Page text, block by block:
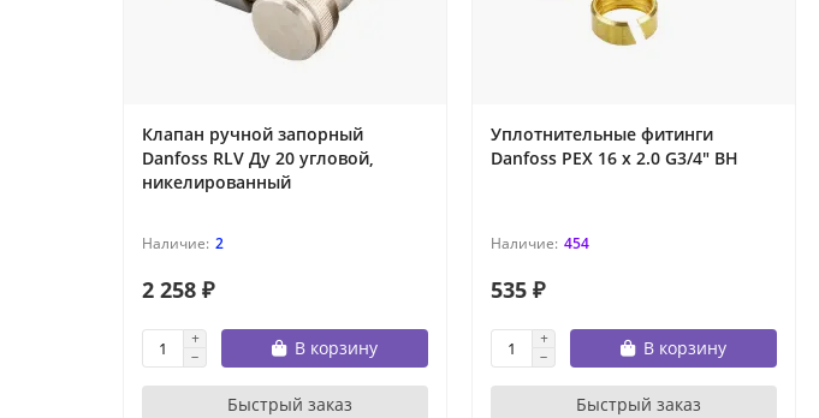
Клапан ручной запорный
Danfoss RLV Ду 20 угловой,
никелированный
2
2 258 ₽
В корзину
Быстрый заказ
Уплотнительные фитинги
Danfoss PEX 16 x 2.0 G3/4" ВН
454
535 ₽
В корзину
Быстрый заказ